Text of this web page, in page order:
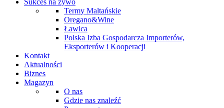
Termy Maltańskie
Oregano&Wine
Ławica
Polska Izba Gospodarcza Importerów,
Eksporterów i Kooperacji
Kontakt
Aktualności
Biznes
Magazyn
O nas
Gdzie nas znaleźć